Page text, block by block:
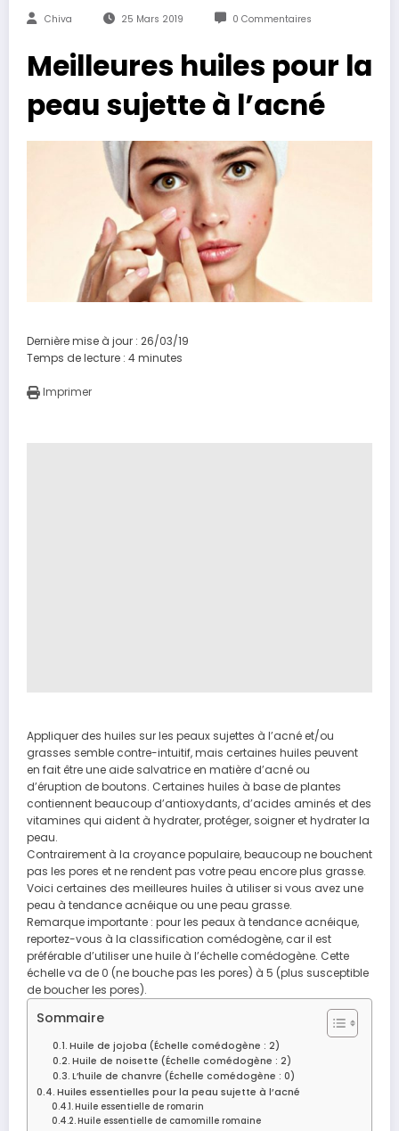
Chiva 25 Mars 2019 0 Commentaires
Meilleures huiles pour la
peau sujette à l’acné
Dernière mise à jour : 26/03/19
Temps de lecture : 4minutes
Imprimer
Appliquer des huiles sur les peaux sujettes à l’acné et/ou
grasses semble contre-intuitif, mais certaines huiles peuvent
en fait être une aide salvatrice en matière d’acné ou
d’éruption de boutons. Certaines huiles à base de plantes
contiennent beaucoup d’antioxydants, d’acides aminés et des
vitamines qui aident à hydrater, protéger, soigner et hydrater la
peau.
Contrairement à la croyance populaire, beaucoup ne bouchent
pas les pores et ne rendent pas votre peau encore plus grasse.
Voici certaines des meilleures huiles à utiliser si vous avez une
peau à tendance acnéique ou une peau grasse.
Remarque importante : pour les peaux à tendance acnéique,
reportez-vous à la classification comédogène, car il est
préférable d’utiliser une huile à l’échelle comédogène. Cette
échelle va de 0 (ne bouche pas les pores) à 5 (plus susceptible
de boucher les pores).
Sommaire
Huile de jojoba (Échelle comédogène : 2)
Huile de noisette (Échelle comédogène : 2)
L’huile de chanvre (Échelle comédogène : 0)
Huiles essentielles pour la peau sujette à l’acné
Huile essentielle de romarin
Huile essentielle de camomille romaine